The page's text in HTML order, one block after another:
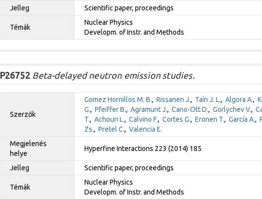
Jelleg Scientific paper, proceedings
Témák
Nuclear Physics
Developm. of Instr. and Methods
P26752Beta-delayed neutron emission studies.
Szerzők
Gomez Hornillos M. B., Rissanen J., Taín J. L., Algora A.,
G., Pfeiffer B., Agramunt J., Cano-Ott D., Gorlychev V.,
T., Achouri L., Calvino F., Cortes G., Eronen T., García A.,
Zs., Pretel C., Valencia E.
Megjelenés
helye
Hyperfine Interactions 223 (2014) 185
Jelleg Scientific paper, proceedings
Témák
Nuclear Physics
Developm. of Instr. and Methods